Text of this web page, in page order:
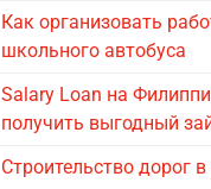
Как организовать
школьного автобуса
Salary Loan на
получить выгодный
Строительство дорог